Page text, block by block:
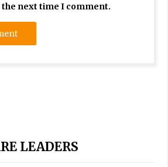
next time I comment.
LEADERS